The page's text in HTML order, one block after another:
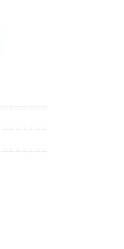
Metalle Zauberwatte Dose